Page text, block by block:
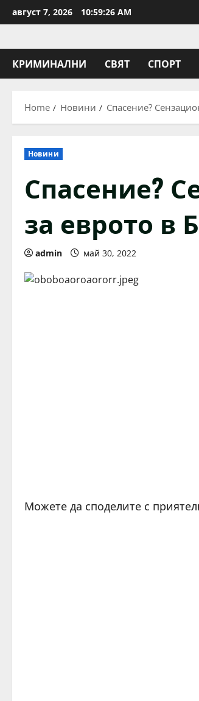
to
август 7, 2026 10:59:27 AM
КРИМИНАЛНИ СВЯТ СПОРТ
Home Новини Спасение?
Новини
Спасение?
за еврото в
admin май 30, 2022
Можете да споделите с